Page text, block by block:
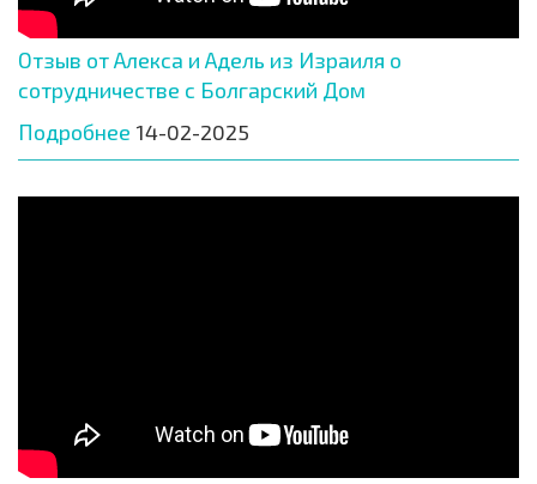
Отзыв от Алекса и Адель из Израиля о
сотрудничестве с Болгарский Дом
Подробнее 14-02-2025